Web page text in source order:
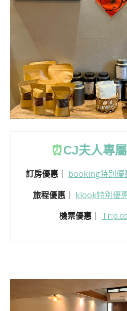
⏰CJ夫人專
訂房優惠 booking特別優
旅程優惠 ｜ klook特別優
機票優惠